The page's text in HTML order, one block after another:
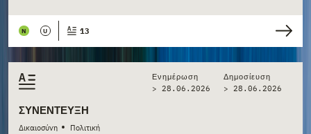
N U 13
ΣΥΝΈΝΤΕΥΞΗ
Δικαιοσύνη • Πολιτική
Ενημέρωση
> 28.06.2026
Δημοσίευση
> 28.06.2026